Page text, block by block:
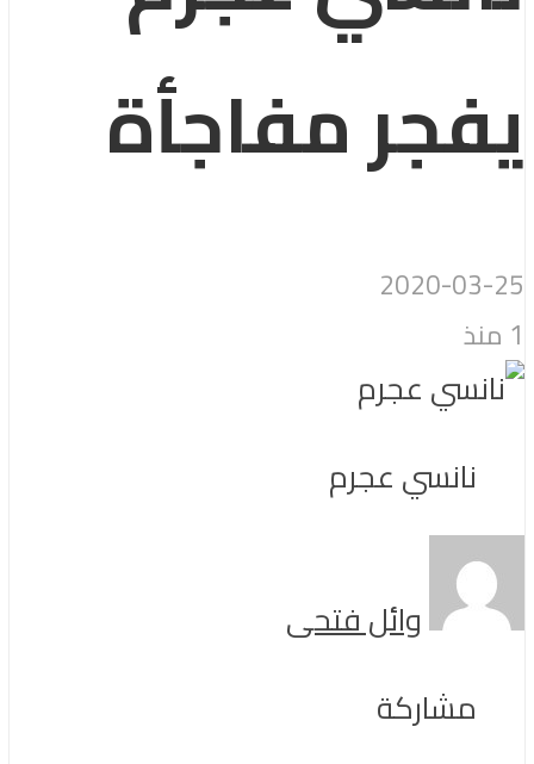
يفجر مفاجأة
2020-03-25
1 منذ
نانسي عجرم
وائل فتحى
مشاركة